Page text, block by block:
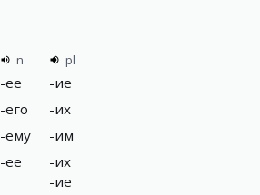
n
pl
-ее -ие
-его -их
-ему -им
-ее -их
-ие